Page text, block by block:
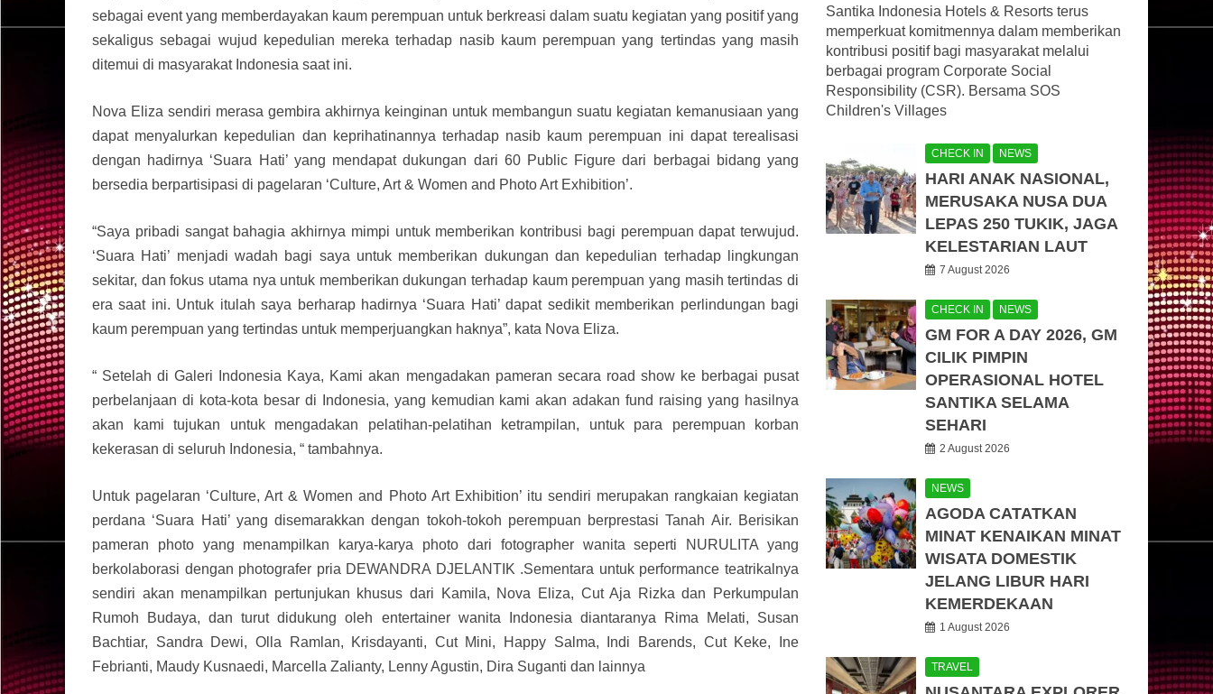
sebagai event yang memberdayakan kaum perempuan untuk berkreasi dalam suatu kegiatan yang positif yang
sekaligus sebagai wujud kepedulian mereka terhadap nasib kaum perempuan yang tertindas yang masih
ditemui di masyarakat Indonesia saat ini.
Nova Eliza sendiri merasa gembira akhirnya keinginan untuk membangun suatu kegiatan kemanusiaan yang
dapat menyalurkan kepedulian dan keprihatinannya terhadap nasib kaum perempuan ini dapat terealisasi
dengan hadirnya ‘Suara Hati’ yang mendapat dukungan dari 60 Public Figure dari berbagai bidang yang
bersedia berpartisipasi di pagelaran ‘Culture, Art & Women and Photo Art Exhibition’.
“Saya pribadi sangat bahagia akhirnya mimpi untuk memberikan kontribusi bagi perempuan dapat terwujud.
‘Suara Hati’ menjadi wadah bagi saya untuk memberikan dukungan dan kepedulian terhadap lingkungan
sekitar, dan fokus utama nya untuk memberikan dukungan terhadap kaum perempuan yang masih tertindas di
era saat ini. Untuk itulah saya berharap hadirnya ‘Suara Hati’ dapat sedikit memberikan perlindungan bagi
kaum perempuan yang tertindas untuk memperjuangkan haknya”, kata Nova Eliza.
“ Setelah di Galeri Indonesia Kaya, Kami akan mengadakan pameran secara road show ke berbagai pusat
perbelanjaan di kota-kota besar di Indonesia, yang kemudian kami akan adakan fund raising yang hasilnya
akan kami tujukan untuk mengadakan pelatihan-pelatihan ketrampilan, untuk para perempuan korban
kekerasan di seluruh Indonesia, “ tambahnya.
Untuk pagelaran ‘Culture, Art & Women and Photo Art Exhibition’ itu sendiri merupakan rangkaian kegiatan
perdana ‘Suara Hati’ yang disemarakkan dengan tokoh-tokoh perempuan berprestasi Tanah Air. Berisikan
pameran photo yang menampilkan karya-karya photo dari fotographer wanita seperti NURULITA yang
berkolaborasi dengan photografer pria DEWANDRA DJELANTIK .Sementara untuk performance teatrikalnya
sendiri akan menampilkan pertunjukan khusus dari Kamila, Nova Eliza, Cut Aja Rizka dan Perkumpulan
Rumoh Budaya, dan turut didukung oleh entertainer wanita Indonesia diantaranya Rima Melati, Susan
Bachtiar, Sandra Dewi, Olla Ramlan, Krisdayanti, Cut Mini, Happy Salma, Indi Barends, Cut Keke, Ine
Febrianti, Maudy Kusnaedi, Marcella Zalianty, Lenny Agustin, Dira Suganti dan lainnya
Santika Indonesia Hotels & Resorts terus
memperkuat komitmennya dalam memberikan
kontribusi positif bagi masyarakat melalui
berbagai program Corporate Social
Responsibility (CSR). Bersama SOS
Children's Villages
CHECK IN NEWS
HARI ANAK NASIONAL,
MERUSAKA NUSA DUA
LEPAS 250 TUKIK, JAGA
KELESTARIAN LAUT
7 August 2026
CHECK IN NEWS
GM FOR A DAY 2026, GM
CILIK PIMPIN
OPERASIONAL HOTEL
SANTIKA SELAMA
SEHARI
2 August 2026
NEWS
AGODA CATATKAN
MINAT KENAIKAN MINAT
WISATA DOMESTIK
JELANG LIBUR HARI
KEMERDEKAAN
1 August 2026
TRAVEL